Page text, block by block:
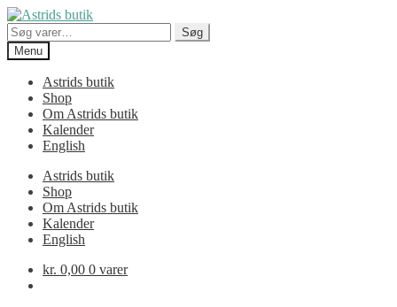
Spring
til
navigation
Spring
til
indhold
Søg
efter:
Søg
Menu
Astrids butik
Shop
Om Astrids butik
Kalender
English
Astrids butik
Shop
Om Astrids butik
Kalender
English
kr. 0,00 0 varer